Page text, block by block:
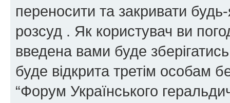
переносити та закривати
розсуд . Як користувач ви
введена вами буде
буде відкрита третім особам
“Форум Українського